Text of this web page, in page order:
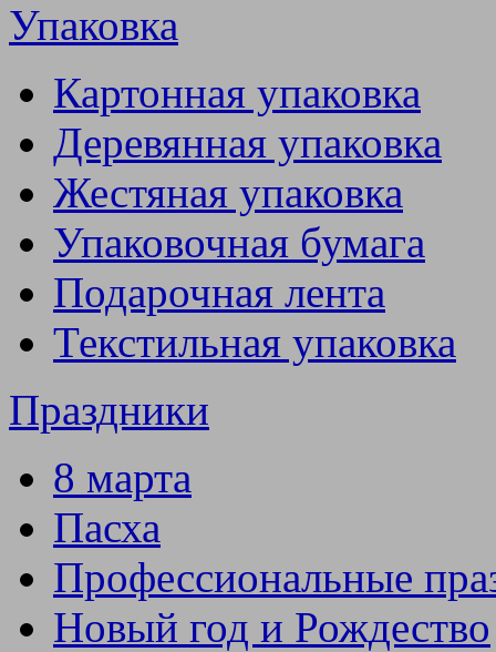
Упаковка
Картонная упаковка
Деревянная упаковка
Жестяная упаковка
Упаковочная бумага
Подарочная лента
Текстильная упаковка
Праздники
8 марта
Пасха
Профессиональные
Новый год и Рождество